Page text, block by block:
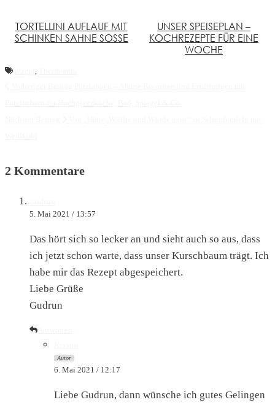
TORTELLINI AUFLAUF MIT
SCHINKEN SAHNE SOSSE
UNSER SPEISEPLAN –
KOCHREZEPTE FÜR EINE
WOCHE
2 Kommentare
5. Mai 2021 / 13:57
Das hört sich so lecker an und sieht auch so aus, dass
ich jetzt schon warte, dass unser Kurschbaum trägt. Ich
habe mir das Rezept abgespeichert.
Liebe Grüße
Gudrun
Autor
6. Mai 2021 / 12:17
Liebe Gudrun, dann wünsche ich gutes Gelingen